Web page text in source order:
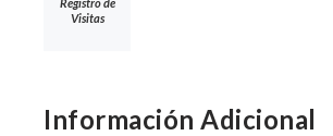
Visitas
Información Adicional